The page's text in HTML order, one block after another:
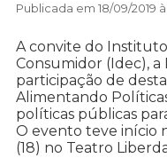
Publicada em 18/09/2019
A convite do
Consumidor (Idec),
participação de
Alimentando
políticas públicas
O evento teve início
(18) no Teatro